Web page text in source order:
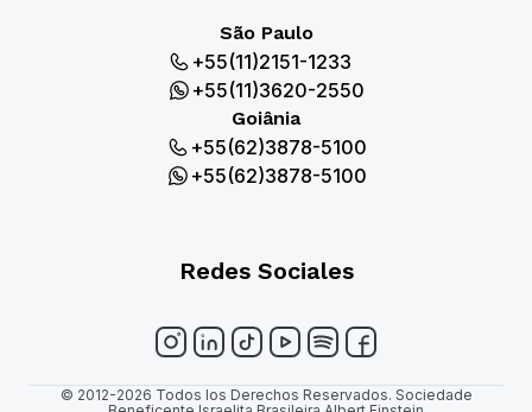
São Paulo
+55(11)2151-1233
+55(11)3620-2550
Goiânia
+55(62)3878-5100
+55(62)3878-5100
Redes Sociales
© 2012-2026 Todos los Derechos Reservados. Sociedade